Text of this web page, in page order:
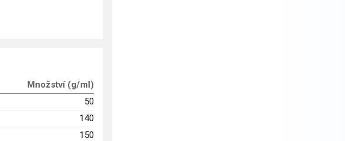
Množství (g/ml)
50
140
150